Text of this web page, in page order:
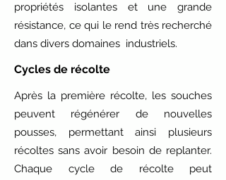
propriétés isolantes et une grande
résistance, ce qui le rend très recherché
dans divers domaines industriels.
Cycles de récolte
Après la première récolte, les souches
peuvent régénérer de nouvelles
pousses, permettant ainsi plusieurs
récoltes sans avoir besoin de replanter.
Chaque cycle de récolte peut